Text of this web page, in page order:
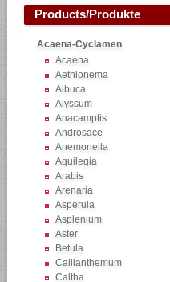
Products/Produkte
Acaena-Cyclamen
Acaena
Aethionema
Albuca
Alyssum
Anacamptis
Androsace
Anemonella
Aquilegia
Arabis
Arenaria
Asperula
Asplenium
Aster
Betula
Callianthemum
Caltha